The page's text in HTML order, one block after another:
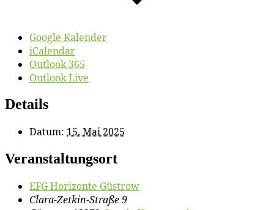
Google Kalender
iCalendar
Outlook 365
Outlook Live
Details
Datum: 15. Mai 2025
Veranstaltungsort
EFG Ho­ri­zon­te Güstrow
Clara-Zetkin-Straße 9